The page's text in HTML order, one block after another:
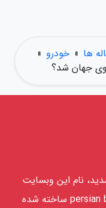
ها » خودرو »
نام این وبسایت
pbmusic است و از اختصار persian bird music ساخته شده